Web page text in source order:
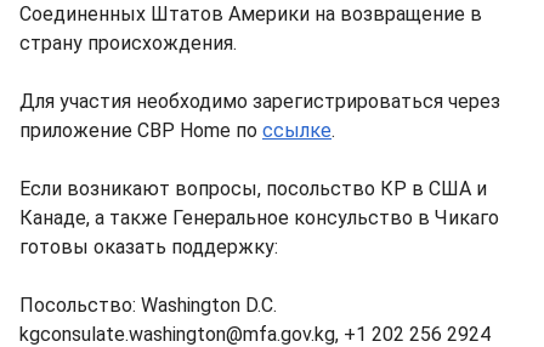
Соединенных Штатов Америки на возвращение в
страну происхождения.
Для участия необходимо зарегистрироваться через
приложение CBP Home по ссылке.
Если возникают вопросы, посольство КР в США и
Канаде, а также Генеральное консульство в Чикаго
готовы оказать поддержку:
Посольство: Washington D.C.
kgconsulate.washington@mfa.gov.kg, +1 202 256 2924